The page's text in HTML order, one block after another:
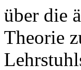
über die
Theorie